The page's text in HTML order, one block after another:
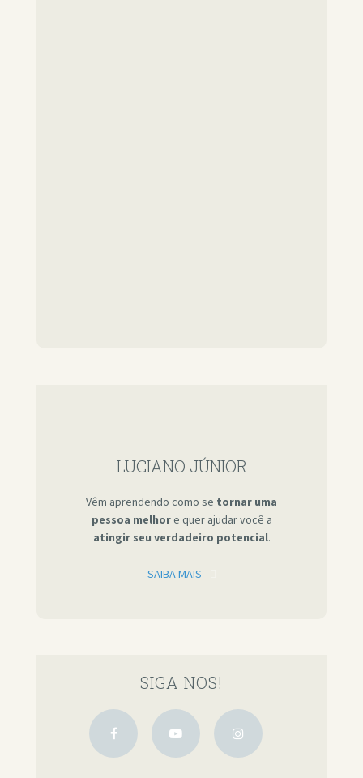
LUCIANO JÚNIOR
Vêm aprendendo como se tornar uma
pessoa melhore quer ajudar você a
atingir seu verdadeiro potencial.
SAIBA MAIS
SIGA NOS!